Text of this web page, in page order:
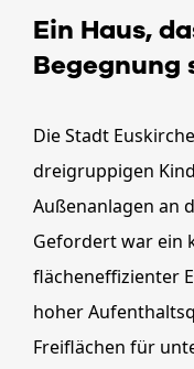
Ein Haus,
Begegnung
Die Stadt
dreigruppigen
Außenanlagen an
Gefordert war ein
flächeneffizienter
hoher
Freiflächen für